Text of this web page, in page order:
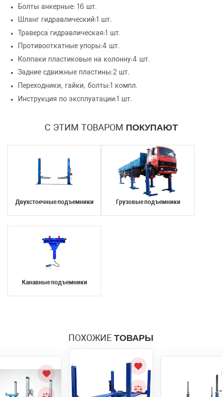
Болты анкерные: 16 шт.
Шланг гидравлический:1 шт.
Траверса гидравлическая:1 шт.
Противооткатные упоры:4 шт.
Колпаки пластиковые на колонну:4 шт.
Задние сдвижные пластины:2 шт.
Переходники, гайки, болты:1 компл.
Инструкция по эксплуатации:1 шт.
С ЭТИМ ТОВАРОМ ПОКУПАЮТ
Двухстоечные подъемники Грузовые подъемники
Канавные подъемники
ПОХОЖИЕ ТОВАРЫ